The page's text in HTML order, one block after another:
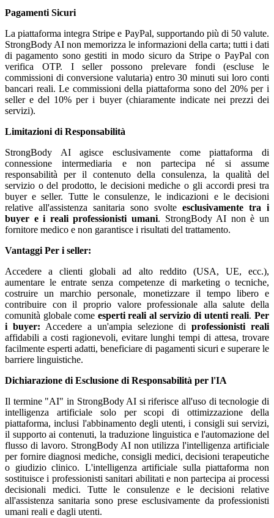
Pagamenti Sicuri
La piattaforma integra Stripe e PayPal, supportando più di 50 valute.
StrongBody AI non memorizza le informazioni della carta; tutti i dati
di pagamento sono gestiti in modo sicuro da Stripe o PayPal con
verifica OTP. I seller possono prelevare fondi (escluse le
commissioni di conversione valutaria) entro 30 minuti sui loro conti
bancari reali. Le commissioni della piattaforma sono del 20% per i
seller e del 10% per i buyer (chiaramente indicate nei prezzi dei
servizi).
Limitazioni di Responsabilità
StrongBody AI agisce esclusivamente come piattaforma di
connessione intermediaria e non partecipa né si assume
responsabilità per il contenuto della consulenza, la qualità del
servizio o del prodotto, le decisioni mediche o gli accordi presi tra
buyer e seller. Tutte le consulenze, le indicazioni e le decisioni
relative all'assistenza sanitaria sono svolte esclusivamente tra i
buyer e i reali professionisti umani. StrongBody AI non è un
fornitore medico e non garantisce i risultati del trattamento.
Vantaggi Per i seller:
Accedere a clienti globali ad alto reddito (USA, UE, ecc.),
aumentare le entrate senza competenze di marketing o tecniche,
costruire un marchio personale, monetizzare il tempo libero e
contribuire con il proprio valore professionale alla salute della
comunità globale come esperti reali al servizio di utenti reali.Per
i buyer: Accedere a un'ampia selezione di professionisti reali
affidabili a costi ragionevoli, evitare lunghi tempi di attesa, trovare
facilmente esperti adatti, beneficiare di pagamenti sicuri e superare le
barriere linguistiche.
Dichiarazione di Esclusione di Responsabilità per l'IA
Il termine "AI" in StrongBody AI si riferisce all'uso di tecnologie di
intelligenza artificiale solo per scopi di ottimizzazione della
piattaforma, inclusi l'abbinamento degli utenti, i consigli sui servizi,
il supporto ai contenuti, la traduzione linguistica e l'automazione del
flusso di lavoro. StrongBody AI non utilizza l'intelligenza artificiale
per fornire diagnosi mediche, consigli medici, decisioni terapeutiche
o giudizio clinico. L'intelligenza artificiale sulla piattaforma non
sostituisce i professionisti sanitari abilitati e non partecipa ai processi
decisionali medici. Tutte le consulenze e le decisioni relative
all'assistenza sanitaria sono prese esclusivamente da professionisti
umani reali e dagli utenti.